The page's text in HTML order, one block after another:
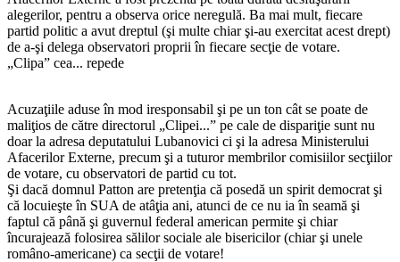
alegerilor, pentru a observa orice neregulă. Ba mai mult, fiecare
partid politic a avut dreptul (şi multe chiar şi-au exercitat acest drept)
de a-şi delega observatori proprii în fiecare secţie de votare.
„Clipa” cea... repede
Acuzaţiile aduse în mod iresponsabil şi pe un ton cât se poate de
maliţios de către directorul „Clipei...” pe cale de dispariţie sunt nu
doar la adresa deputatului Lubanovici ci şi la adresa Ministerului
Afacerilor Externe, precum şi a tuturor membrilor comisiilor secţiilor
de votare, cu observatori de partid cu tot.
Şi dacă domnul Patton are pretenţia că posedă un spirit democrat şi
că locuieşte în SUA de atâţia ani, atunci de ce nu ia în seamă şi
faptul că până şi guvernul federal american permite şi chiar
încurajează folosirea sălilor sociale ale bisericilor (chiar şi unele
româno-americane) ca secţii de votare!